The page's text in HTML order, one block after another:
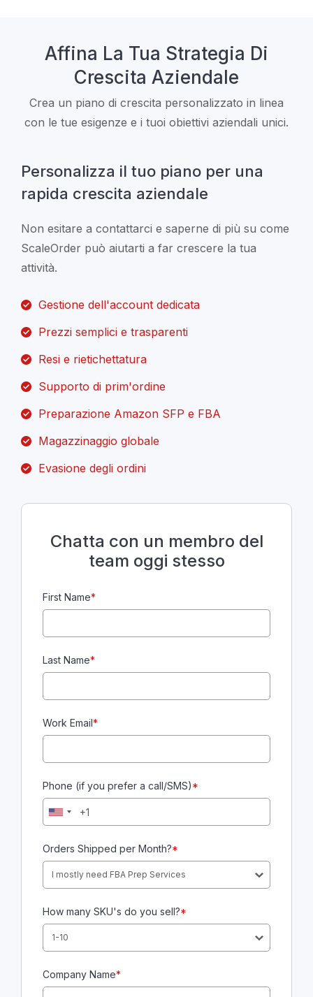
Affina La Tua Strategia Di
Crescita Aziendale
Crea un piano di crescita personalizzato in linea
con le tue esigenze e i tuoi obiettivi aziendali unici.
Personalizza il tuo piano per una
rapida crescita aziendale
Non esitare a contattarci e saperne di più su come
ScaleOrder può aiutarti a far crescere la tua
attività.
Gestione dell'account dedicata
Prezzi semplici e trasparenti
Resi e rietichettatura
Supporto di prim'ordine
Preparazione Amazon SFP e FBA
Magazzinaggio globale
Evasione degli ordini
Chatta con un membro del
team oggi stesso
First Name*
Last Name*
Work Email*
Phone (if you prefer a call/SMS)*
Orders Shipped per Month?*
I mostly need FBA Prep Services
How many SKU's do you sell?*
1-10
Company Name*